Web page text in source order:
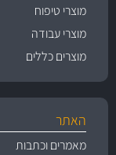
מוצרי טיפוח
מוצרי עבודה
מוצרים כללים
האתר
מאמרים וכתבות